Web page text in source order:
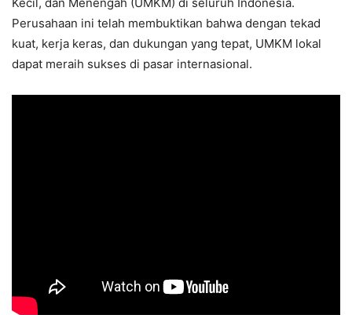
Perusahaan ini telah membuktikan bahwa dengan tekad
kuat, kerja keras, dan dukungan yang tepat, UMKM lokal
dapat meraih sukses di pasar internasional.